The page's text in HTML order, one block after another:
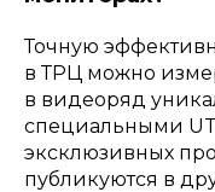
Точную
в ТРЦ можно
в видеоряд
специальными
эксклюзивных
публикуются в